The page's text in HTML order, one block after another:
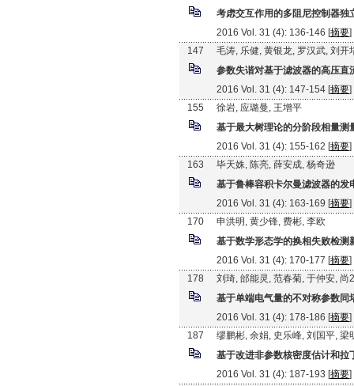
考虑交互作用的多阻尼控制器独
2016 Vol. 31 (4): 136-146 [摘要]
147
毛涛, 乐健, 黄银龙, 罗汉武, 刘开
参数失谐对基于滤波器的高压直
2016 Vol. 31 (4): 147-154 [摘要]
155
徐岩, 应璐曼, 王增平
基于最大树理论的分阶段相量测
2016 Vol. 31 (4): 155-162 [摘要]
163
毕天姝, 陈亮, 薛安成, 杨奇逊
基于鲁棒容积卡尔曼滤波器的发
2016 Vol. 31 (4): 163-169 [摘要]
170
申洪明, 黄少锋, 费彬, 李欧
基于数学形态学的换相失败检测
2016 Vol. 31 (4): 170-177 [摘要]
178
刘琦, 邰能灵, 范春菊, 于仲安,
基于单端电气量的不对称参数同
2016 Vol. 31 (4): 178-186 [摘要]
187
缪鹏彬, 余娟, 史乐峰, 刘国平, 梁
基于改进非参数核密度估计和拉
2016 Vol. 31 (4): 187-193 [摘要]